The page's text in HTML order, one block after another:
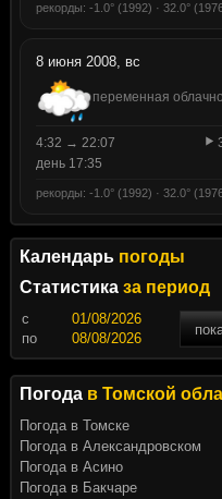
рекорды: -1.0° (1992) · 32.0°
8 июня 2008, вс
переменная
4:32 → 22:07
день 17:35
рекорды: -1.0° (1992) · 32.0°
Календарь погоды
Статистика за период
c
по
Погода в Томской
Погода в Томске
Погода в Александровском
Погода в Асино
Погода в Бакчаре